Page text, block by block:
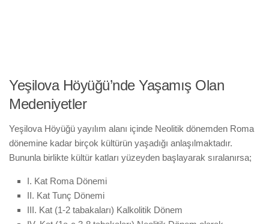
Yeşilova Höyüğü’nde Yaşamış Olan
Medeniyetler
Yeşilova Höyüğü yayılım alanı içinde Neolitik dönemden Roma
dönemine kadar birçok kültürün yaşadığı anlaşılmaktadır.
Bununla birlikte kültür katları yüzeyden başlayarak sıralanırsa;
I. Kat Roma Dönemi
II. Kat Tunç Dönemi
III. Kat (1-2 tabakaları) Kalkolitik Dönem